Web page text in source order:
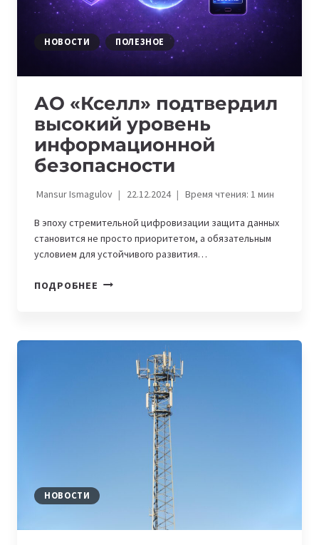
В
КАЗАХСТАНЕ
НОВОСТИ ПОЛЕЗНОЕ
АО «Кселл» подтвердил
высокий уровень
информационной
безопасности
Mansur Ismagulov 22.12.2024 Время чтения: 1мин
В эпоху стремительной цифровизации защита данных
становится не просто приоритетом, а обязательным
условием для устойчивого развития…
ПОДРОБНЕЕ АО
ИНФОРМАЦИОННОЙ
БЕЗОПАСНОСТИ
НОВОСТИ